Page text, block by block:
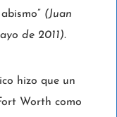
(Juan
de 2011).
hizo que un
Worth como